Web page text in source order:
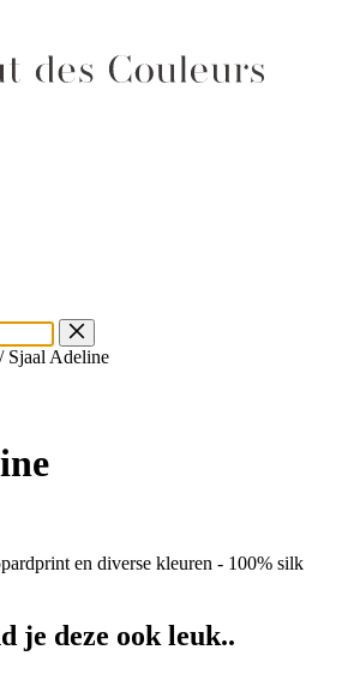
Sjaal Adeline
en diverse kleuren - 100% silk
je deze ook leuk..